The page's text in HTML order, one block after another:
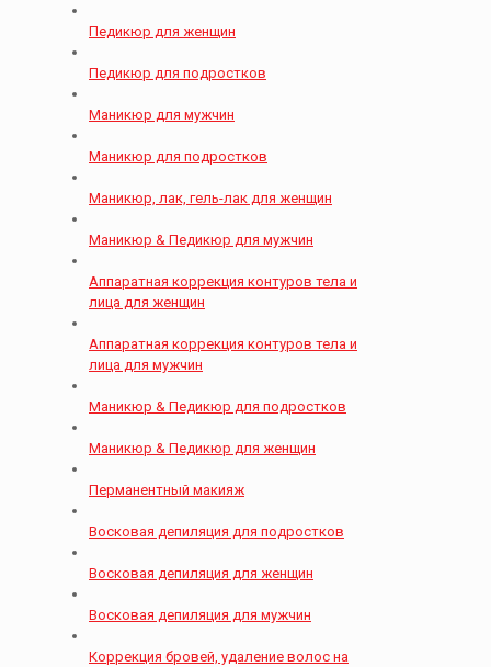
Педикюр для женщин
Педикюр для подростков
Маникюр для мужчин
Маникюр для подростков
Маникюр, лак, гель-лак для женщин
Маникюр & Педикюр для мужчин
Аппаратная коррекция контуров тела и
лица для женщин
Аппаратная коррекция контуров тела и
лица для мужчин
Маникюр & Педикюр для подростков
Маникюр & Педикюр для женщин
Перманентный макияж
Восковая депиляция для подростков
Восковая депиляция для женщин
Восковая депиляция для мужчин
Коррекция бровей, удаление волос на